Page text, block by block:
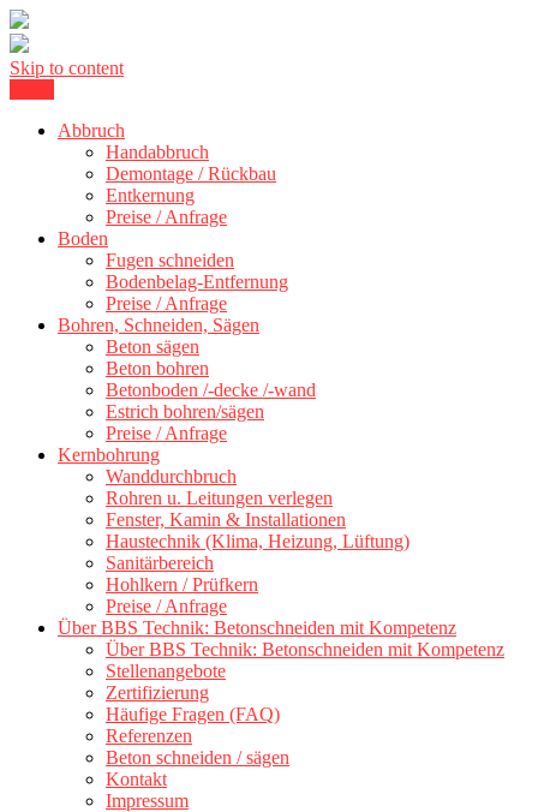
Skip to content
BBS Technik GmbH
300 kmAbbruch
Handabbruch
Demontage / Rückbau
Entkernung
Preise / Anfrage
Boden
Fugen schneiden
Bodenbelag-Entfernung
Preise / Anfrage
Bohren, Schneiden, Sägen
Beton sägen
Beton bohren
Betonboden /-decke /-wand
Estrich bohren/sägen
Preise / Anfrage
Kernbohrung
Wanddurchbruch
Rohren u. Leitungen verlegen
Fenster, Kamin & Installationen
Haustechnik (Klima, Heizung, Lüftung)
Sanitärbereich
Hohlkern / Prüfkern
Preise / Anfrage
Über BBS Technik: Betonschneiden mit Kompetenz
Über BBS Technik: Betonschneiden mit Kompetenz
Stellenangebote
Zertifizierung
Häufige Fragen (FAQ)
Referenzen
Beton schneiden / sägen
Kontakt
Impressum